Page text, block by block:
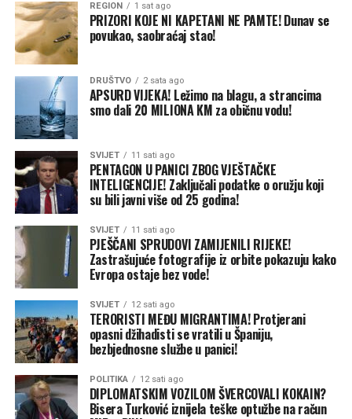
REGION 1 sat ago
PRIZORI KOJE NI KAPETANI NE PAMTE! Dunav se
povukao, saobraćaj stao!
DRUŠTVO 2 sata ago
APSURD VIJEKA! Ležimo na blagu, a strancima
smo dali 20 MILIONA KM za običnu vodu!
SVIJET 11 sati ago
PENTAGON U PANICI ZBOG VJEŠTAČKE
INTELIGENCIJE! Zaključali podatke o oružju koji
su bili javni više od 25 godina!
SVIJET 11 sati ago
PJEŠČANI SPRUDOVI ZAMIJENILI RIJEKE!
Zastrašujuće fotografije iz orbite pokazuju kako
Evropa ostaje bez vode!
SVIJET 12 sati ago
TERORISTI MEĐU MIGRANTIMA! Protjerani
opasni džihadisti se vratili u Španiju,
bezbjednosne službe u panici!
POLITIKA 12 sati ago
DIPLOMATSKIM VOZILOM ŠVERCOVALI KOKAIN?
Bisera Turković iznijela teške optužbe na račun